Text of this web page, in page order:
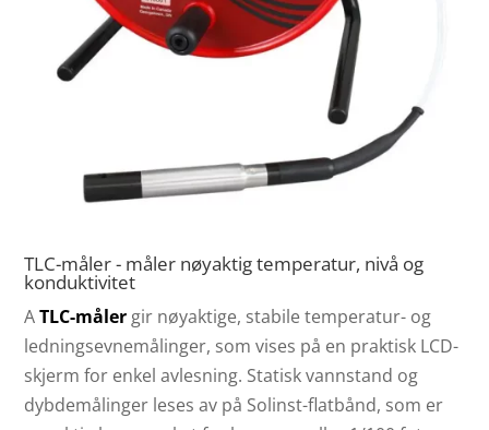
TLC-måler - måler nøyaktig temperatur, nivå og
konduktivitet
ATLC-måler gir nøyaktige, stabile temperatur- og
ledningsevnemålinger, som vises på en praktisk LCD-
skjerm for enkel avlesning. Statisk vannstand og
dybdemålinger leses av på Solinst-flatbånd, som er